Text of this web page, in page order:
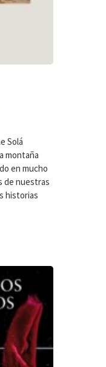
Solá
montaña
en mucho
de nuestras
historias